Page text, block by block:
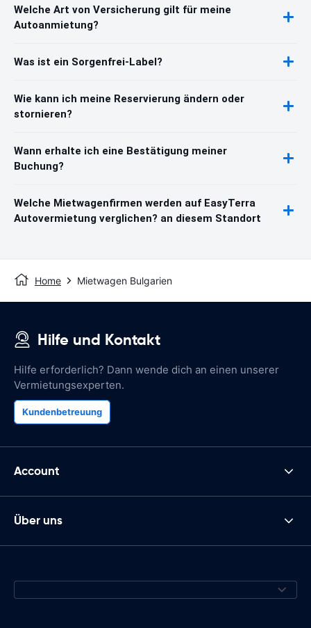
Welche Art von Versicherung gilt für meine
Autoanmietung?
Was ist ein Sorgenfrei-Label?
Wie kann ich meine Reservierung ändern oder
stornieren?
Wann erhalte ich eine Bestätigung meiner
Buchung?
Welche Mietwagenfirmen werden auf EasyTerra
Autovermietung verglichen? an diesem Standort
Home Mietwagen Bulgarien
Hilfe und Kontakt
Hilfe erforderlich? Dann wende dich an einen unserer
Vermietungsexperten.
Kundenbetreuung
Account
Über uns